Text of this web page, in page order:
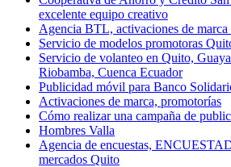
excelente equipo creativo
Agencia BTL, activaciones de
Servicio de modelos promotoras
Servicio de volanteo en Quito,
Riobamba, Cuenca Ecuador
Publicidad móvil para Banco
Activaciones de marca, promotorías
Cómo realizar una campaña de
Hombres Valla
Agencia de encuestas,
mercados Quito